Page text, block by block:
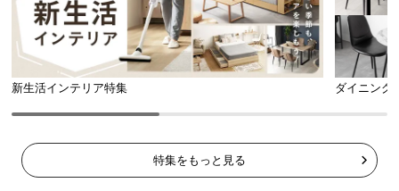
使い勝手の良いコンセント
便利な一口コンセントを搭載し、枕元でスマートフ
ォンやタブレットなどを充電できます。
新生活インテリア特集 ダイニング
特集をもっと見る